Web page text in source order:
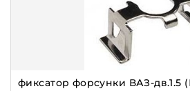
фиксатор форсунки ВАЗ-дв.1.5